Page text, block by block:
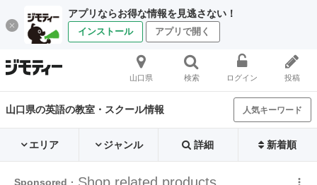
アプリならお得な情報を見逃さない！
インストール アプリで開く
山口県 検索 ログイン 投稿
山口県の英語の教室・スクール情報 人気キーワード
エリア ジャンル 詳細 新着順